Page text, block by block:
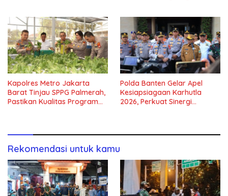
Kapolres Metro Jakarta
Barat Tinjau SPPG Palmerah,
Pastikan Kualitas Program
Polda Banten Gelar Apel
Kesiapsiagaan Karhutla
2026, Perkuat Sinergi
Rekomendasi untuk kamu